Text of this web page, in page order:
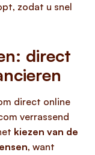
zodat u snel
direct
direct online
verrassend
kiezen van de
, want